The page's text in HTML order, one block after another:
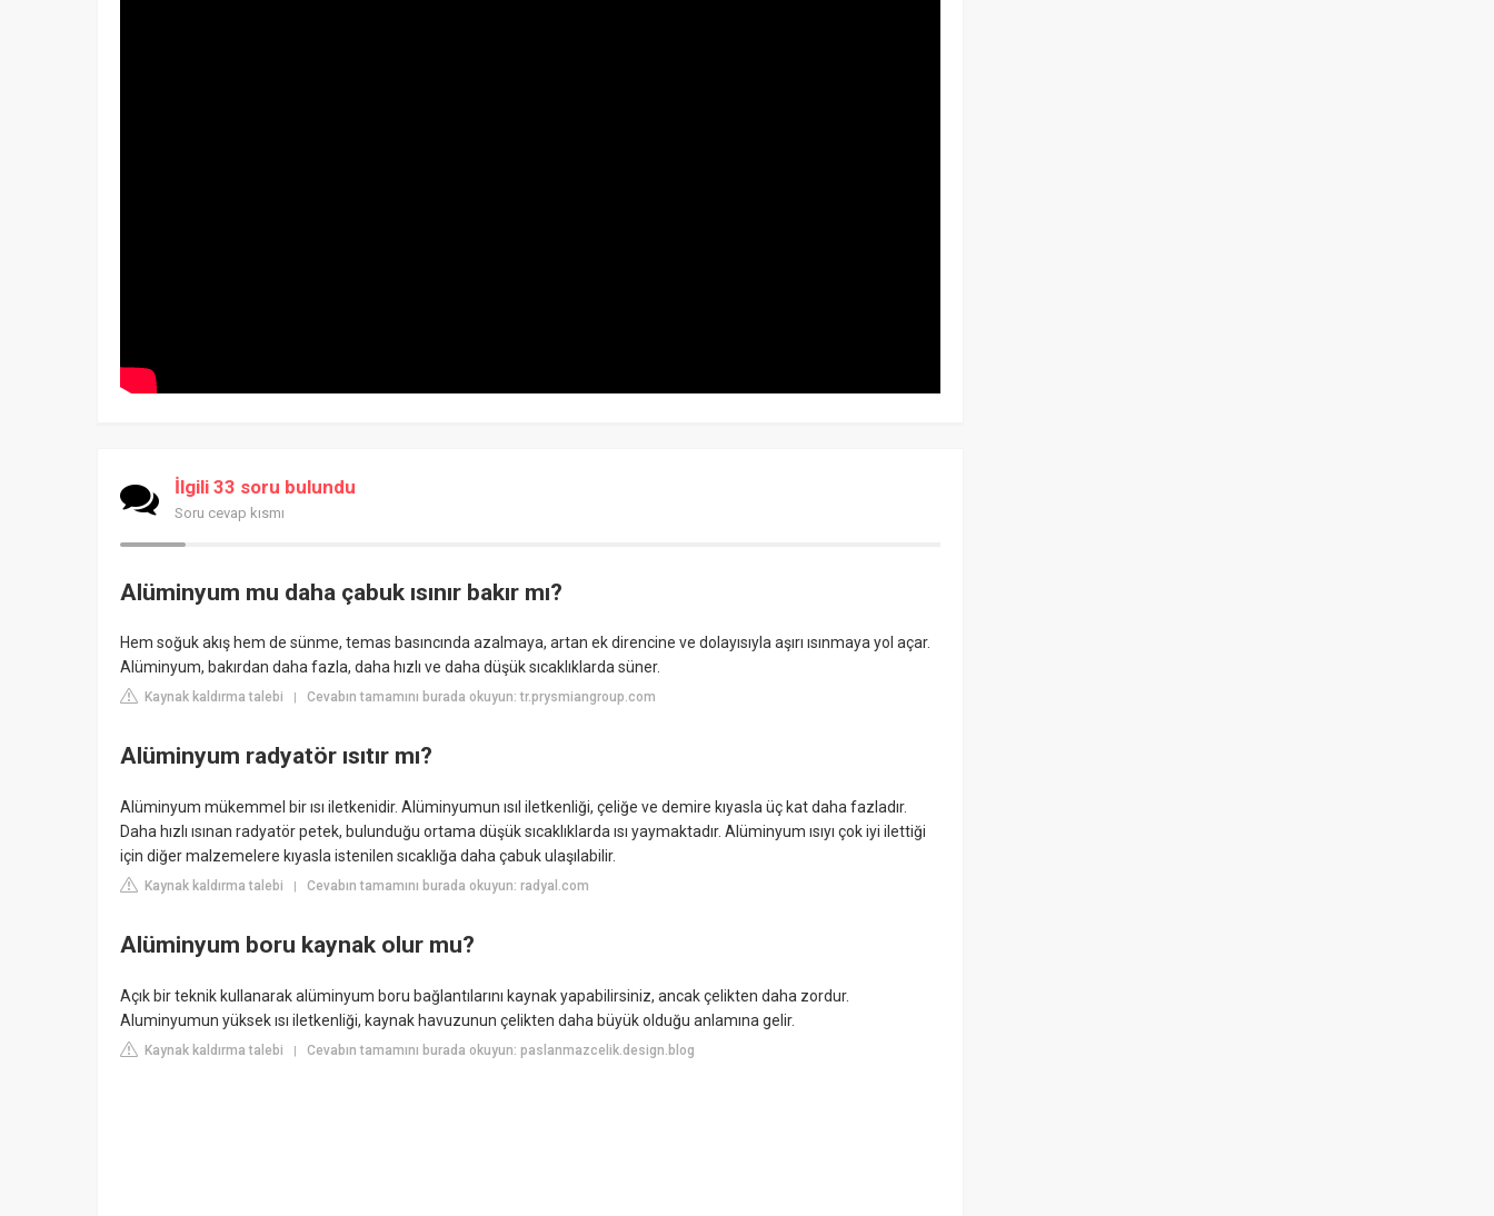
İlgili 33 soru bulundu
Soru cevap kısmı
Alüminyum mu daha çabuk ısınır bakır mı?
Hem soğuk akış hem de sünme, temas basıncında azalmaya, artan ek direncine ve dolayısıyla aşırı ısınmaya yol açar.
Alüminyum, bakırdan daha fazla, daha hızlı ve daha düşük sıcaklıklarda süner.
Kaynak kaldırma talebi | Cevabın tamamını burada okuyun: tr.prysmiangroup.com
Alüminyum radyatör ısıtır mı?
Alüminyum mükemmel bir ısı iletkenidir. Alüminyumun ısıl iletkenliği, çeliğe ve demire kıyasla üç kat daha fazladır.
Daha hızlı ısınan radyatör petek, bulunduğu ortama düşük sıcaklıklarda ısı yaymaktadır. Alüminyum ısıyı çok iyi ilettiği
için diğer malzemelere kıyasla istenilen sıcaklığa daha çabuk ulaşılabilir.
Kaynak kaldırma talebi | Cevabın tamamını burada okuyun: radyal.com
Alüminyum boru kaynak olur mu?
Açık bir teknik kullanarak alüminyum boru bağlantılarını kaynak yapabilirsiniz, ancak çelikten daha zordur.
Aluminyumun yüksek ısı iletkenliği, kaynak havuzunun çelikten daha büyük olduğu anlamına gelir.
Kaynak kaldırma talebi | Cevabın tamamını burada okuyun: paslanmazcelik.design.blog